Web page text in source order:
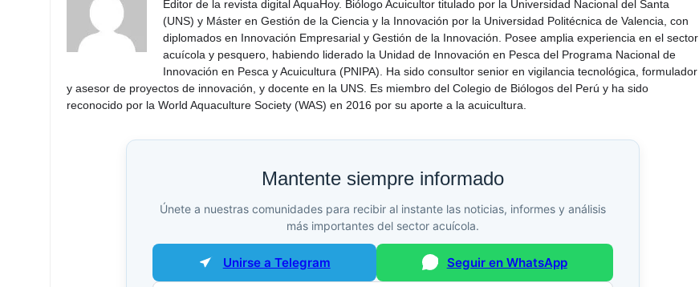
Editor de la revista digital AquaHoy. Biólogo Acuicultor titulado por la Universidad Nacional del Santa
(UNS) y Máster en Gestión de la Ciencia y la Innovación por la Universidad Politécnica de Valencia, con
diplomados en Innovación Empresarial y Gestión de la Innovación. Posee amplia experiencia en el sector
acuícola y pesquero, habiendo liderado la Unidad de Innovación en Pesca del Programa Nacional de
Innovación en Pesca y Acuicultura (PNIPA). Ha sido consultor senior en vigilancia tecnológica, formulador
y asesor de proyectos de innovación, y docente en la UNS. Es miembro del Colegio de Biólogos del Perú y ha sido
reconocido por la World Aquaculture Society (WAS) en 2016 por su aporte a la acuicultura.
Mantente siempre informado
Únete a nuestras comunidades para recibir al instante las noticias, informes y análisis
más importantes del sector acuícola.
Unirse a Telegram Seguir en WhatsApp